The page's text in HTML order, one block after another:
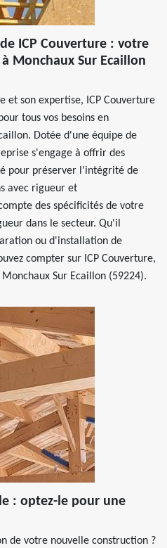
ICP Couverture : votre
Monchaux Sur Ecaillon
et son expertise, ICP Couverture
tous vos besoins en
Dotée d'une équipe de
s'engage à offrir des
pour préserver l'intégrité de
avec rigueur et
des spécificités de votre
dans le secteur. Qu'il
ou d'installation de
compter sur ICP Couverture,
Sur Ecaillon (59224).
: optez-le pour une
de votre nouvelle construction ?